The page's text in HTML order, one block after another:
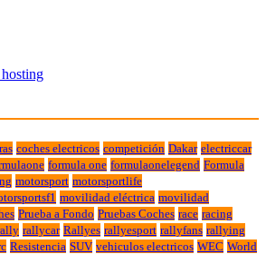
coches electricos competición Dakar electriccar
formula one formulaonelegend Formula
motorsport motorsportlife
movilidad eléctrica movilidad
Prueba a Fondo Pruebas Coches race racing
rallycar Rallyes rallyesport rallyfans rallying
Resistencia SUV vehiculos electricos WEC World